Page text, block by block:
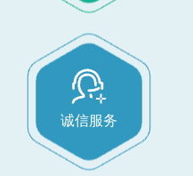
诚信服务